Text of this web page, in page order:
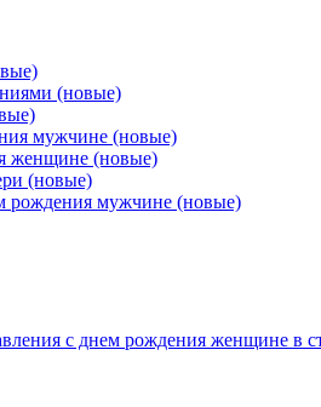
(новые)
мужчине (новые)
женщине (новые)
(новые)
рождения мужчине (новые)
с днем рождения женщине в